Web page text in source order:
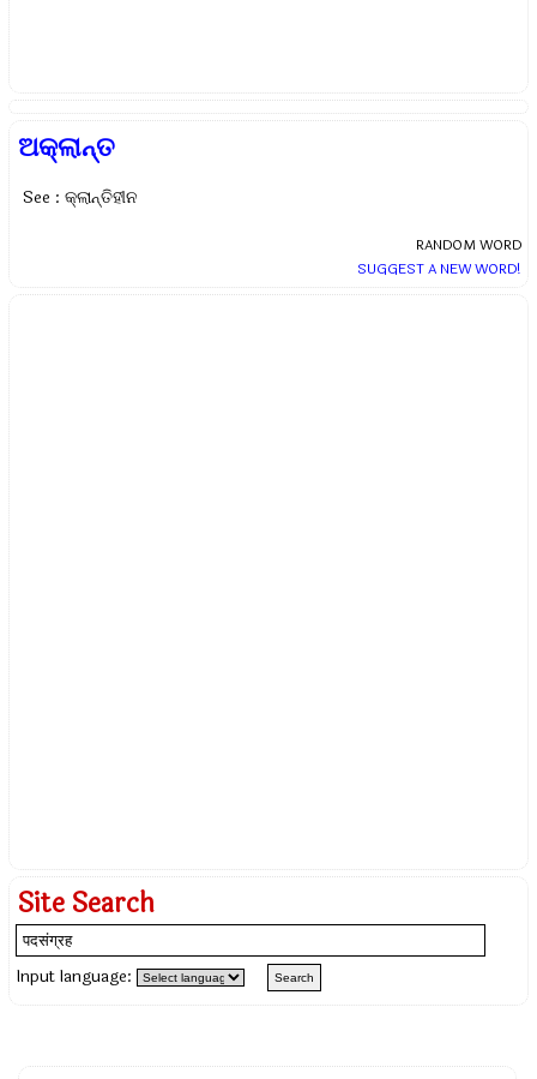
ଅକ୍ଲାନ୍ତ
See : କ୍ଲାନ୍ତିହୀନ
RANDOM WORD
SUGGEST A NEW WORD!
Site Search
Input language: